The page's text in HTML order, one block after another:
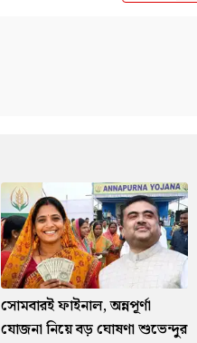
সোমবারই ফাইনাল, অন্নপূর্ণা
যোজনা নিয়ে বড় ঘোষণা শুভেন্দুর